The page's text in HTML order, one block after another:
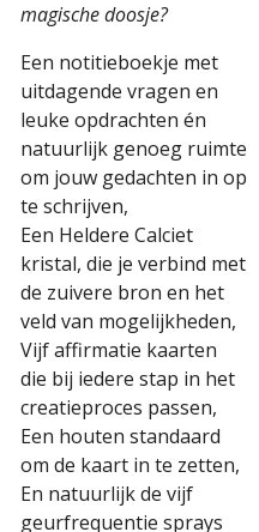
magische doosje?
Een notitieboekje met
uitdagende vragen en
leuke opdrachten én
natuurlijk genoeg ruimte
om jouw gedachten in op
te schrijven,
Een Heldere Calciet
kristal, die je verbind met
de zuivere bron en het
veld van mogelijkheden,
Vijf affirmatie kaarten
die bij iedere stap in het
creatieproces passen,
Een houten standaard
om de kaart in te zetten,
En natuurlijk de vijf
geurfrequentie sprays